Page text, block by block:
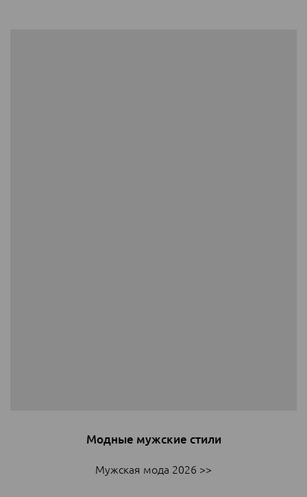
Модные мужские стили
Мужская мода 2026 >>